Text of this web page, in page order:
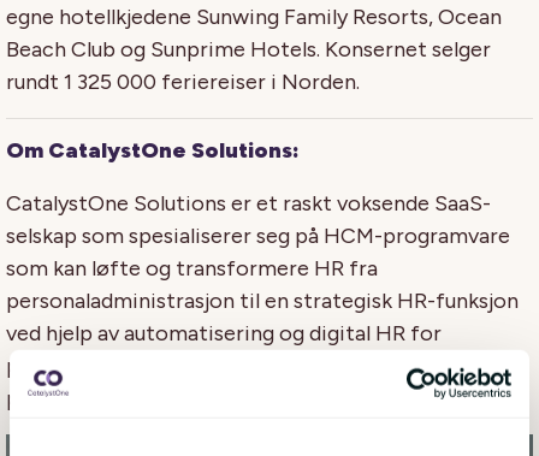
egne hotellkjedene Sunwing Family Resorts, Ocean
Beach Club og Sunprime Hotels. Konsernet selger
rundt 1 325 000 feriereiser i Norden.
Om CatalystOne Solutions:
CatalystOne Solutions er et raskt voksende SaaS-
selskap som spesialiserer seg på HCM-programvare
som kan løfte og transformere HR fra
personaladministrasjon til en strategisk HR-funksjon
ved hjelp av automatisering og digital HR for
prosesser som HR-masterdatahåndtering,
prestasjonsstyring, talentstyring og læringsstyring.